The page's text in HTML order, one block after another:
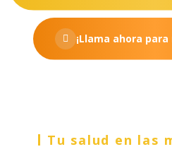
¡Llama ahora
Tu salud en las